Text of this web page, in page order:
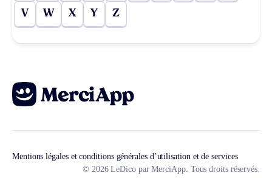
V W X Y Z
Mentions légales et conditions générales d’utilisation et de services
© 2026 LeDico par MerciApp. Tous droits réservés.